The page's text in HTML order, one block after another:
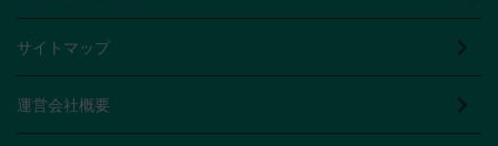
サイトマップ
運営会社概要